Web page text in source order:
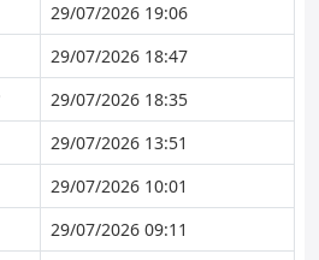
29/07/2026 19:06
29/07/2026 18:47
29/07/2026 18:35
29/07/2026 13:51
29/07/2026 10:01
29/07/2026 09:11